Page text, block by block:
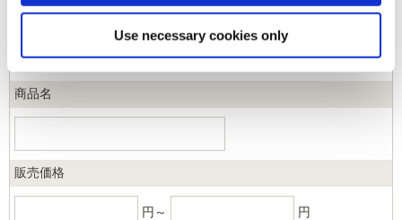
Use necessary cookies only
商品コード
商品名
販売価格
円～ 円